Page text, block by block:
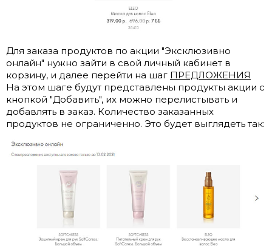
Для заказа продуктов по акции "Эксклюзивно
онлайн" нужно зайти в свой личный кабинет в
корзину, и далее перейти на шаг ПРЕДЛОЖЕНИЯ
На этом шаге будут представлены продукты акции с
кнопкой "Добавить", их можно перелистывать и
добавлять в заказ. Количество заказанных
продуктов не ограниченно. Это будет выглядеть так: